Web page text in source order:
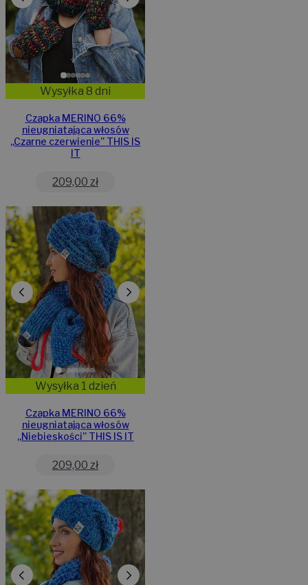
Wysyłka 8 dni
Czapka MERINO 66%
nieugniatająca włosów
,,Czarne czerwienie” THIS IS
IT
209,00 zł
Wysyłka 1 dzień
Czapka MERINO 66%
nieugniatająca włosów
,,Niebieskości” THIS IS IT
209,00 zł